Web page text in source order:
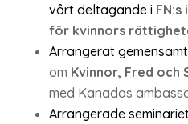
vårt deltagande i
för kvinnors
Arrangerat
om Kvinnor, Fred och
med Kanadas
Arrangerade